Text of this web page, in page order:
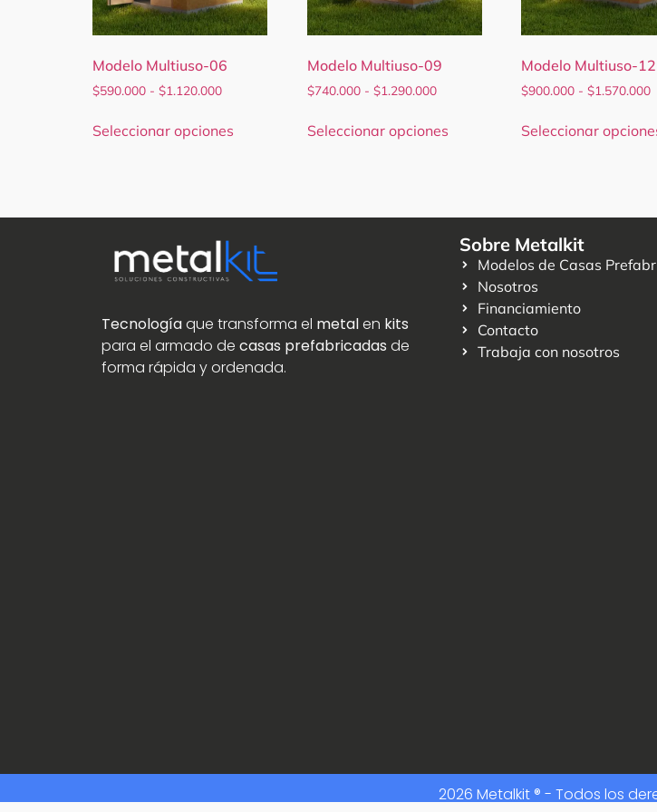
Modelo Multiuso-06
$590.000 - $1.120.000
Seleccionar opciones
Modelo Multiuso-09
$740.000 - $1.290.000
Seleccionar opciones
Modelo Multiuso-12
$900.000 - $1.570.000
Seleccionar
Tecnologíaque transforma el metalen kits
para el armado de casas prefabricadas de
forma rápida y ordenada.
Sobre Metalkit
Modelos de Casas
Nosotros
Financiamiento
Contacto
Trabaja con nosotros
2026 Metalkit ® - Todos los